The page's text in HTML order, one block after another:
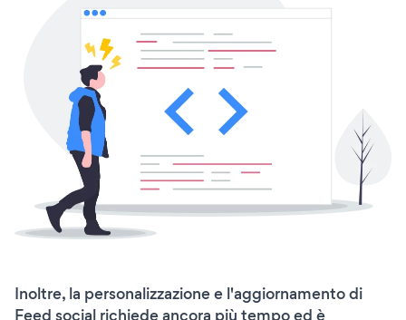
Inoltre, la personalizzazione e l'aggiornamento di